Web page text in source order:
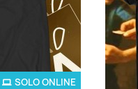
SOLO ONLINE